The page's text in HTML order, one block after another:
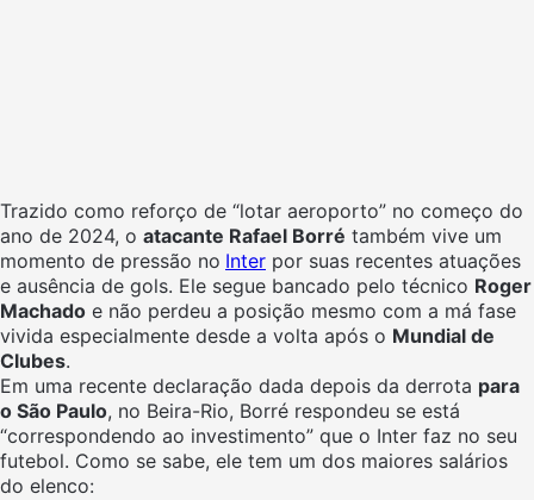
Trazido como reforço de “lotar aeroporto” no começo do
ano de 2024, o atacante Rafael Borré também vive um
momento de pressão no Inter por suas recentes atuações
e ausência de gols. Ele segue bancado pelo técnico Roger
Machado e não perdeu a posição mesmo com a má fase
vivida especialmente desde a volta após o Mundial de
Clubes.
Em uma recente declaração dada depois da derrota para
o São Paulo, no Beira-Rio, Borré respondeu se está
“correspondendo ao investimento” que o Inter faz no seu
futebol. Como se sabe, ele tem um dos maiores salários
do elenco: